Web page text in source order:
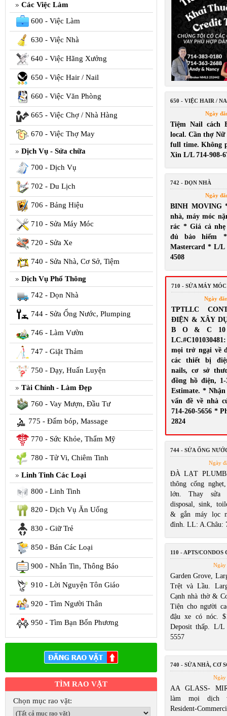
Các Việc Làm
600 - Việc Làm
630 - Việc Nhà
640 - Việc Hãng Xưởng
650 - Việc Hair / Nail
660 - Việc Văn Phòng
665 - Việc Chợ / Nhà Hàng
670 - Việc Thợ May
Dịch Vụ - Sửa chữa
700 - Dịch Vụ
702 - Du Lịch
706 - Bảng Hiệu
710 - Sửa Máy Móc
720 - Sửa Xe
740 - Sửa Nhà, Cơ Sở, Tiệm
Dịch Vụ Phổ Thông
742 - Dọn Nhà
744 - Sửa Ống Nước, Plumping
746 - Làm Vườn
747 - Giặt Thảm
750 - Dạy, Huấn Luyện
Tài Chính - Làm Đẹp
760 - Vay Mượn, Đầu Tư
775 - Đấm bóp, Massage
770 - Sức Khỏe, Thẩm Mỹ
780 - Tử Vi, Chiêm Tinh
Linh Tinh Các Loại
800 - Linh Tinh
820 - Dịch Vụ Ăn Uống
830 - Giữ Trẻ
850 - Bán Các Loại
900 - Nhắn Tin, Thông Báo
910 - Lời Nguyện Tôn Giáo
920 - Tìm Người Thân
950 - Tìm Bạn Bốn Phương
TÌM RAO VẶT
Chọn mục rao vặt:
650 - VIỆC HAIR /
Ngày
Tiệm Nail cách
local. Cần thợ Nữ
full time. Không
Xin L/L 714-908-
742 - DỌN NHÀ
Ngày
BINH MOVING
nhà, máy móc
rác * Giá cả
đủ bảo hiểm *
Mastercard * L/L
4508
710 - SỬA MÁY MÓC
Ngày
TPTLLC
ĐIỆN & XÂY
B O & C 10
mọi trở ngại về
các thiết bị
nails, cơ sở
đồng hồ điện, 1-
Estimate. *
vấn đề về nhà
714-260-5656 *
2824
744 - SỬA ỐNG
Ngày
ĐÀ LẠT
thông cống
lớn. Thay sửa
disposal, sink,
& gắn máy lọc
đình. LL: A.Châu:
110 - APTS/CONDOS
Ngày
Garden Grove,
Trệt và Lầu.
Cạnh nhà thờ &
Tiện cho người
đậu xe có nóc.
Deposit thấp. L/
5557
740 - SỬA NHÀ, CƠ
Ngày
AA GLASS-
làm mọi dịch
Resident-